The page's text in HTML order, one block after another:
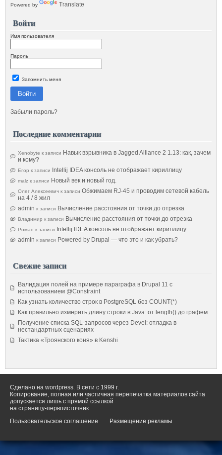
Powered by Translate
Войти
Имя пользователя
Пароль
Запомнить меня
Войти
Забыли пароль?
Последние комментарии
Xenobyte к записи Навык взрывника в Jagged Alliance 2 1.13: как, зачем
и кому?
Егор к записи Intellij IDEA консоль не отображает кириллицу
malz к записи Новый век и новый год.
Олег Алексеевич к записи Обжимаем RJ-45 и проводим сетевой кабель
на 4 / 8 жил
admin к записи Вычисление расстояния от точки до отрезка
Владимир к записи Вычисление расстояния от точки до отрезка
Роман к записи Intellij IDEA консоль не отображает кириллицу
admin к записи Powered by Drupal — что это и как убрать?
Свежие записи
Валидация полей на примере параграфа в Drupal 11 с
использованием @Constraint
Как узнать количество строк в PostgreSQL без COUNT(*)
Как правильно измерить длину строки в Java: от length() до графем
Получение списка SQL-запросов через Devel: отладка в
нестандартных сценариях
Тактика «Троянского коня» в Kenshi
Сделано на wordpress. В сети с 1999 г.
Копирование, полная или частичная перепечатка материалов сайта
допускается лишь с прямой ссылкой
на страницу-первоисточник.
Пользовательское соглашение
Размещение рекламы